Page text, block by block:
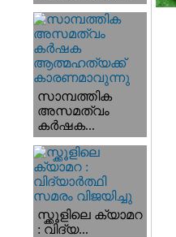
സാമ്പത്തിക
അസമത്വം
കര്‍ഷക...
സ്ക്കൂളിലെ ക്യാമറ
: വിദ്യ...